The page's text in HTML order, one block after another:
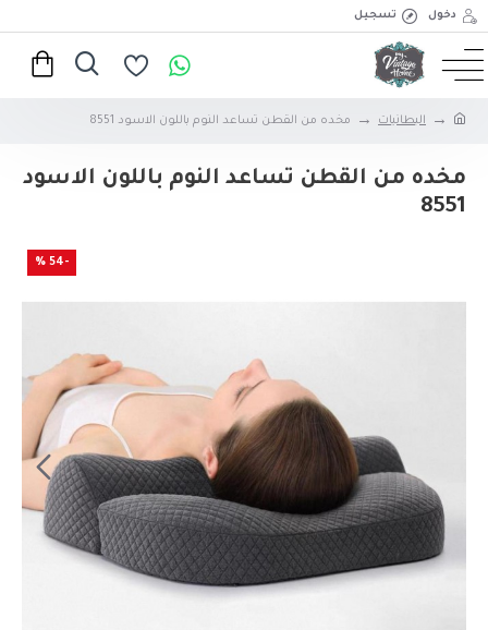
دخول تسجيل
البطانيات مخده من القطن تساعد النوم باللون الاسود 8551
مخده من القطن تساعد النوم باللون الاسود
8551
-54 %